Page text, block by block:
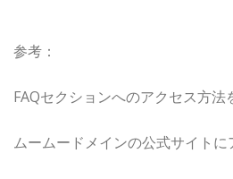
参考：
FAQセクションへのアクセス方法
ムームードメインの公式サイトに